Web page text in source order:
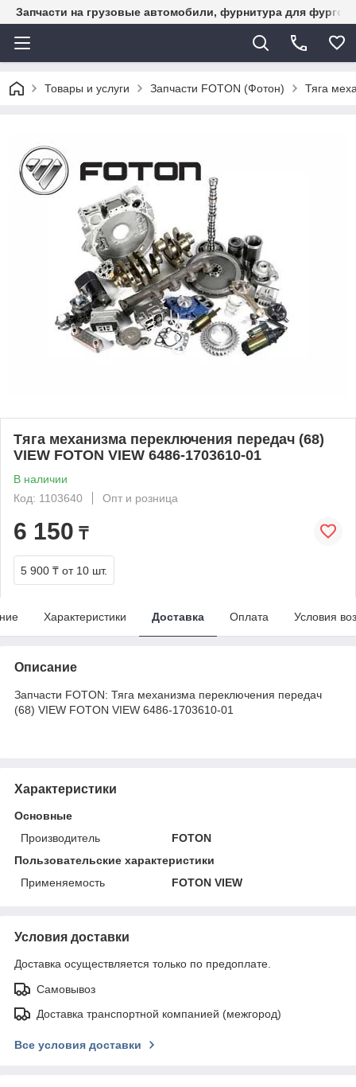
Запчасти на грузовые автомобили, фурнитура для
Товары и услуги Запчасти FOTON (Фотон) Тяга
Тяга механизма переключения передач (68)
VIEW FOTON VIEW 6486-1703610-01
В наличии
Код: 1103640
Опт и розница
6 150 ₸
5 900 ₸ от 10 шт.
Характеристики Доставка Оплата Условия
Описание
Запчасти FOTON: Тяга механизма переключения передач
(68) VIEW FOTON VIEW 6486-1703610-01
Характеристики
Основные
Производитель
FOTON
Пользовательские характеристики
Применяемость
FOTON VIEW
Условия доставки
Доставка осуществляется только по предоплате.
Самовывоз
Доставка транспортной компанией (межгород)
Все условия доставки